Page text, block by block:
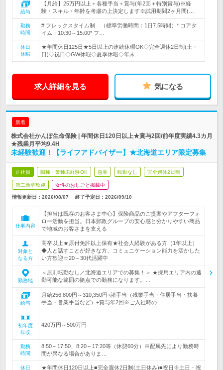
給与
【月給】25万円以上＋各種手当＋賞与(年2回＋特別賞与)※経
験・スキル・年齢を考慮の上決定します※試用期間2ヶ月間(…
勤務
時間
# フレックスタイム制 （標準労働時間：1日7.5時間）* コアタ
イム：10:30～15:00* フ…
休日
休暇
★年間休日125日★5日以上の連続休暇OK◇完全週休2日制(土・
日)◇祝日◇GW休暇◇夏季休暇◇年末…
求人詳細を見る 気になる
新着
株式会社かんぽ生命保険 | 年間休日120日以上★賞与2回/前年度実績4.3カ月
★残業月平均9.4H
未経験歓迎！【ライフアドバイザー】★北海道エリア限定募集
正社員 職種・業種未経験OK 急募 転勤なし 完全週休2日制
第二新卒歓迎 女性のおしごと掲載中
情報更新日：2026/08/07 終了予定日： 2026/09/10
仕事内容
【担当は既存のお客さま中心】保険商品のご提案やアフターフォ
ロー活動を担当。日本郵政グループの安心感と分かりやすい商品
で地域のお客さまを支える
対象と
なる方
高卒以上★原付免許以上保有★社会人経験がある方（1年以上）
◆人と話すことが好きな方、コミュニケーション能力を活かした
い方歓迎☆20～30代活躍中
勤務地
＜原則転勤なし／北海道エリアでの募集！＞ ★採用エリア内の通
勤可能な範囲の拠点での勤務になります。…
給与
月給256,800円～310,350円+諸手当（残業手当・住居手当・扶養
手当・営業手当など）+賞与年2回※ご入社時の…
初年度
年収
420万円～500万円
勤務
時間
8:50～17:50、8:20～17:20等（休憩60分）※配属先により勤務時
間が異なる場合がありま…
休日 ★年間休日120日以上■完全週休2日制(土日休み)■祝日※土日・祝